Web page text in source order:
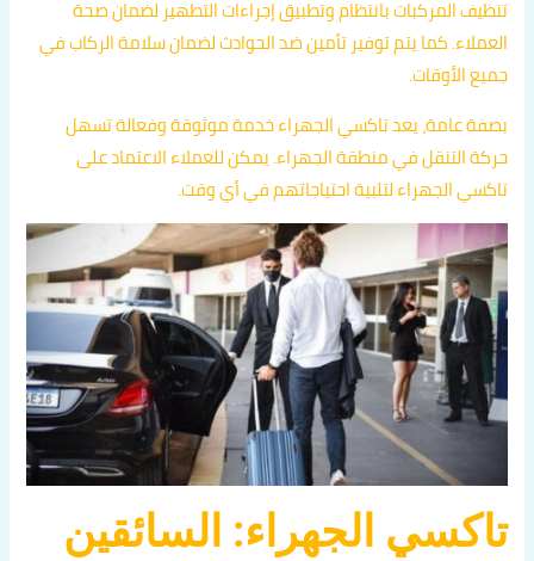
تنظيف المركبات بانتظام وتطبيق إجراءات التطهير لضمان صحة
العملاء. كما يتم توفير تأمين ضد الحوادث لضمان سلامة الركاب في
جميع الأوقات.
بصفة عامة، يعد تاكسي الجهراء خدمة موثوقة وفعالة تسهل
حركة التنقل في منطقة الجهراء. يمكن للعملاء الاعتماد على
تاكسي الجهراء لتلبية احتياجاتهم في أي وقت.
تاكسي الجهراء: السائقين